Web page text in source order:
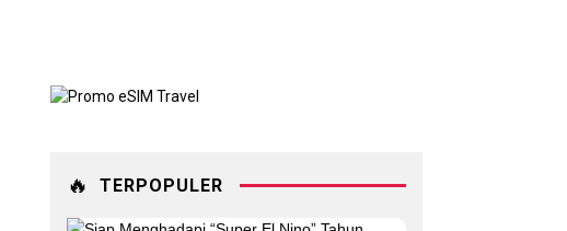
🔥 TERPOPULER